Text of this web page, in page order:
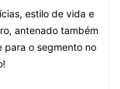
estilo de vida e
antenado também
o segmento no